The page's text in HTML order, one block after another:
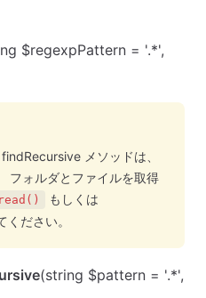
$regexpPattern = '.*',
メソッドは、
フォルダとファイルを取得
もしくは
ください。
(string $pattern = '.*',